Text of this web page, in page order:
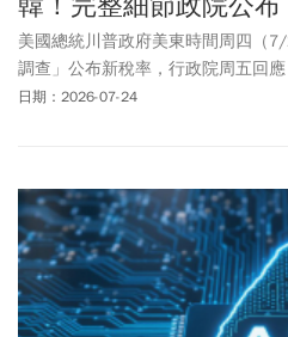
美國總統川普政府美東時間周四（
調查」公布新稅率，行政院周五回
相對優惠待遇，將持續爭取我國家
日期：2026-07-24